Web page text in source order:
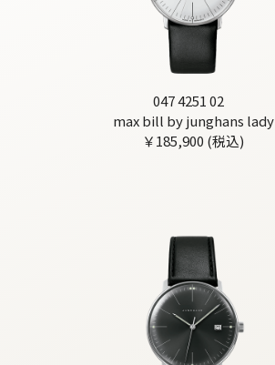
047 4251 02
max bill by junghans lady
￥185,900 (税込)